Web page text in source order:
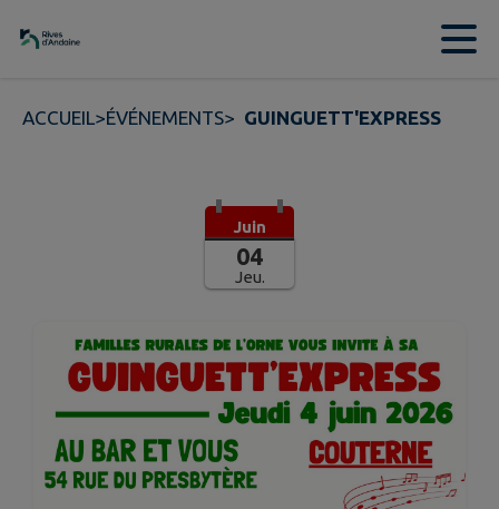
Contenu
ACCUEIL>ÉVÉNEMENTS> GUINGUETT'EXPRESS
Juin
04
Jeu.